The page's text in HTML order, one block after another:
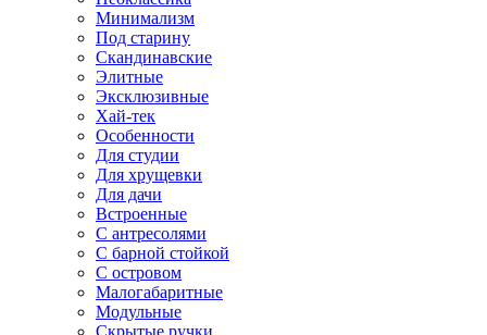
Минимализм
Под старину
Скандинавские
Элитные
Эксклюзивные
Хай-тек
Особенности
Для студии
Для хрущевки
Для дачи
Встроенные
С антресолями
С барной стойкой
С островом
Малогабаритные
Модульные
Скрытые ручки